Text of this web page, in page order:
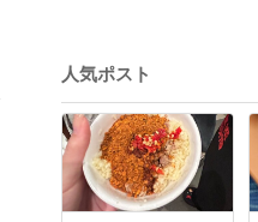
人気ポスト